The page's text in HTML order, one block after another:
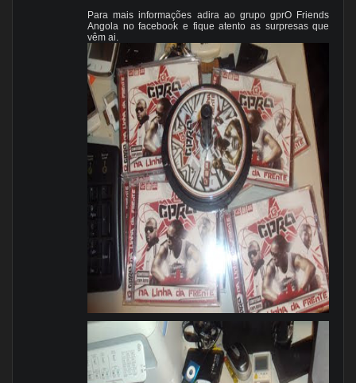
Para mais informações adira ao grupo gprO Friends
Angola no facebook e fique atento as surpresas que
vêm ai.